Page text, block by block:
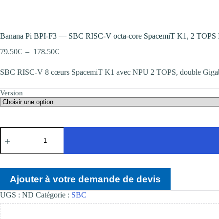
Banana Pi BPI-F3 — SBC RISC-V octa-core SpacemiT K1, 2 TOPS
79.50€ – 178.50€Plage
prix :
79.50€
SBC RISC-V 8 cœurs SpacemiT K1 avec NPU 2 TOPS, double
Version
quantité
de
Pi
SBC
RISC-
V
octa-
Ajouter à votre demande de devis
UGS : ND Catégorie : SBC